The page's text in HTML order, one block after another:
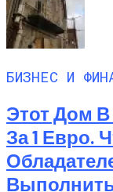
БИЗНЕС И
Этот Дом
За 1 Евро.